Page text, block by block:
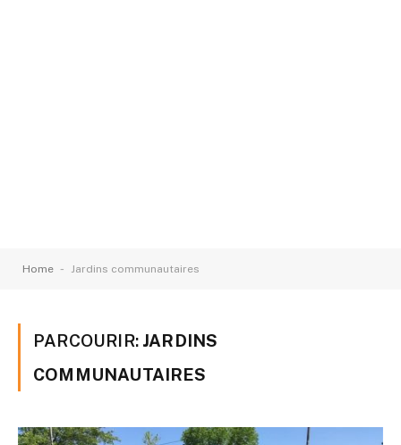
Home - Jardins communautaires
PARCOURIR: JARDINS
COMMUNAUTAIRES